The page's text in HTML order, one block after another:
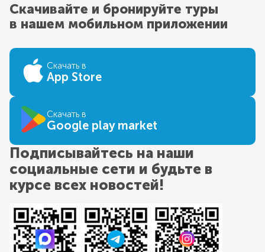
Скачивайте и бронируйте туры
в нашем мобильном приложении
Скачать в
App Store
Скачать в
Google play market
Подписывайтесь на наши
социальные сети и будьте в
курсе всех новостей!